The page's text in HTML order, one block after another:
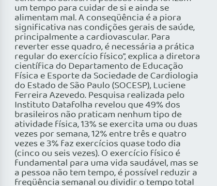
um tempo para cuidar de si e ainda se
alimentam mal. A conseqüência é a piora
significativa nas condições gerais de saúde,
principalmente a cardiovascular. Para
reverter esse quadro, é necessária a prática
regular do exercício físico”, explica a diretora
científica do Departamento de Educação
Física e Esporte da Sociedade de Cardiologia
do Estado de São Paulo (SOCESP), Luciene
Ferreira Azevedo. Pesquisa realizada pelo
Instituto Datafolha revelou que 49% dos
brasileiros não praticam nenhum tipo de
atividade física, 13% se exercita uma ou duas
vezes por semana, 12% entre três e quatro
vezes e 3% faz exercícios quase todo dia
(cinco ou seis vezes). O exercício físico é
fundamental para uma vida saudável, mas se
a pessoa não tem tempo, é possível reduzir a
freqüência semanal ou dividir o tempo total